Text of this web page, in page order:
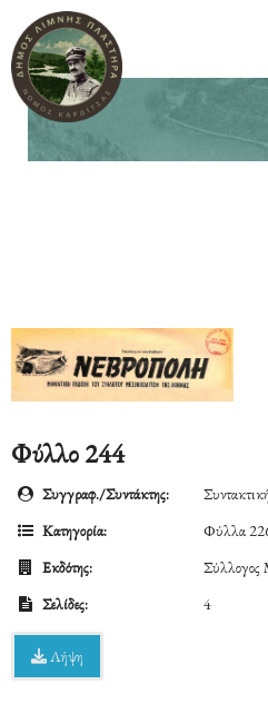
Φύλλο 244
Συγγραφ./Συντάκτης:
Κατηγορία:
Φύλλα
Εκδότης:
Σύλλογος
Σελίδες:
4
Λήψη